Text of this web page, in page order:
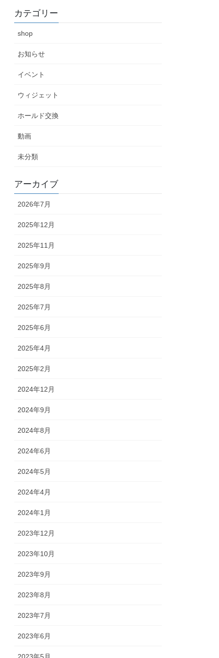
カテゴリー
shop
お知らせ
イベント
ウィジェット
ホールド交換
動画
未分類
アーカイブ
2026年7月
2025年12月
2025年11月
2025年9月
2025年8月
2025年7月
2025年6月
2025年4月
2025年2月
2024年12月
2024年9月
2024年8月
2024年6月
2024年5月
2024年4月
2024年1月
2023年12月
2023年10月
2023年9月
2023年8月
2023年7月
2023年6月